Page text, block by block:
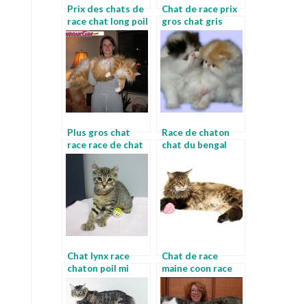
Prix des chats de
race chat long poil
Chat de race prix
gros chat gris
Plus gros chat
race race de chat
le plus gros
Race de chaton
chat du bengal
Chat lynx race
chaton poil mi
Chat de race
maine coon race
chat bleu